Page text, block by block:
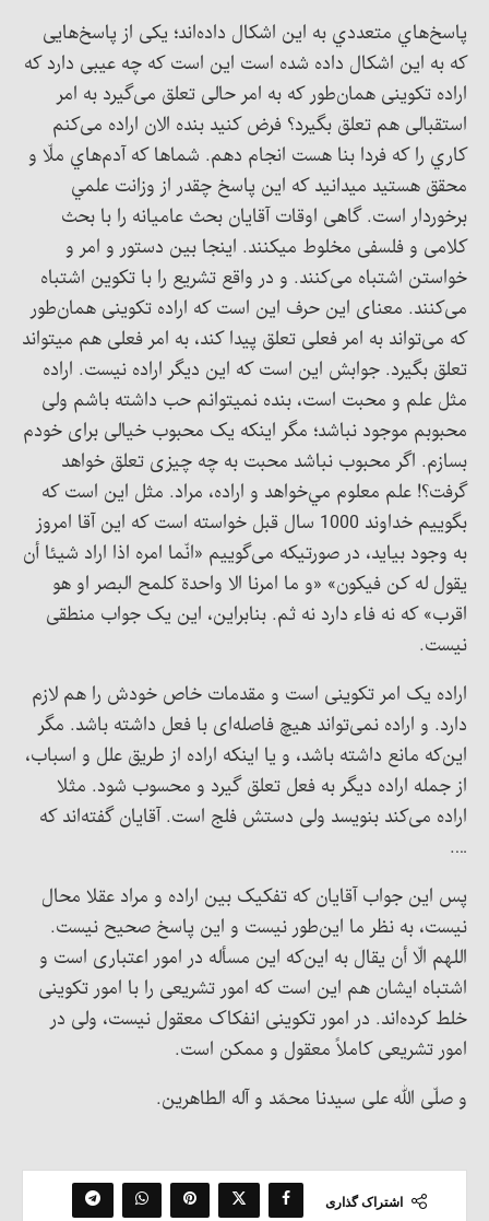
پاسخ‌هاي متعددي به اين اشکال داده‌اند؛ یکی از پاسخ‌هایی
که به این اشکال داده شده است این است که چه عیبی دارد که
اراده تکوینی همان‌طور که به امر حالی تعلق می‌گیرد به امر
استقبالی هم تعلق بگیرد؟ فرض کنيد بنده الان اراده می‌کنم
کاري را که فردا بنا هست انجام ‌دهم. شماها که آدم‌هاي ملّا و
محقق هستيد ميدانيد که اين پاسخ چقدر از وزانت علمي
برخوردار است. گاهی اوقات آقایان بحث عامیانه را با بحث
کلامی و فلسفی مخلوط می‎کنند. اینجا بین دستور و امر و
خواستن اشتباه می‌کنند. و در واقع تشریع را با تکوین اشتباه
می‌کنند. معنای این حرف این است که اراده تکوینی همان‌طور
که می‌تواند به امر فعلی تعلق پیدا کند، به امر فعلی هم می‎تواند
تعلق بگیرد. جوابش این است که این دیگر اراده نیست. اراده
مثل علم و محبت است، بنده نمی‎توانم حب داشته باشم ولی
محبوبم موجود نباشد؛ مگر این‎که یک محبوب خیالی برای خودم
بسازم. اگر محبوب نباشد محبت به چه چیزی تعلق خواهد
گرفت؟! علم معلوم مي‌خواهد و اراده، مراد. مثل این است که
بگوییم خداوند 1000 سال قبل خواسته است که این آقا امروز
به وجود بیاید، در صورتيکه می‌گوییم «انّما امره اذا اراد شیئا أن
یقول له کن فیکون» «و ما امرنا الا واحدة کلمح البصر او هو
اقرب» که نه فاء دارد نه ثم. بنابراین، این یک جواب منطقی
نیست.
اراده یک امر تکوینی است و مقدمات خاص خودش را هم لازم
دارد. و اراده نمی‌تواند هیچ فاصله‌ای با فعل داشته باشد. مگر
این‌که مانع داشته باشد، و يا اينکه اراده از طريق علل و اسباب،
از جمله اراده ديگر به فعل تعلق گيرد و محسوب شود. مثلا
اراده می‌کند بنویسد ولی دستش فلج است. آقایان گفته‌اند که
….
پس این جواب آقایان که تفکیک بین اراده و مراد عقلا محال
نیست، به نظر ما این‌طور نیست و این پاسخ صحیح نیست.
اللهم الّا أن یقال به این‌که این مسأله در امور اعتباری است و
اشتباه ایشان هم این است که امور تشریعی را با امور تکوینی
خلط کرده‌‌اند. در امور تکوینی انفکاک معقول نیست، ولی در
امور تشریعی کاملاً معقول و ممکن است.
و صلّی الله علی سیدنا محمّد و آله الطاهرین.
اشتراک گذاری